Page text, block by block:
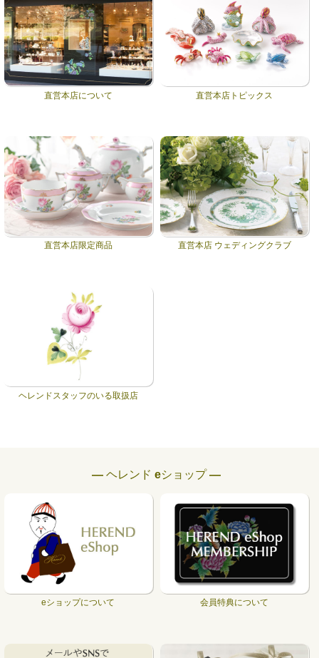
直営本店について 直営本店トピックス
直営本店限定商品 直営本店 ウェディングクラブ
ヘレンドスタッフのいる取扱店
― ヘレンド eショップ ―
eショップについて 会員特典について